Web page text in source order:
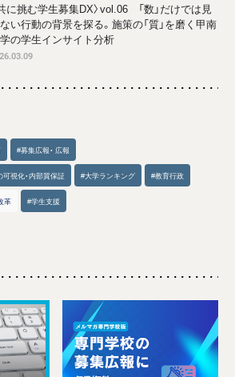
に挑む学生募集DX〉vol.06 「数」だけでは見
い行動の背景を探る。施策の「質」を磨く甲南
の学生インサイト分析
#募集広報・ 広報
視化・内部質保証 #大学ランキング #教育行政
革 #学生支援